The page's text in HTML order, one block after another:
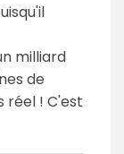
milliard
de
réel ! C'est